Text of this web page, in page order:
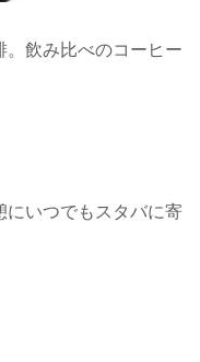
。飲み比べのコーヒー
にいつでもスタバに寄